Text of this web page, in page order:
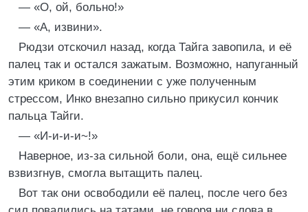
— «О, ой, больно!»
— «А, извини».
Рюдзи отскочил назад, когда Тайга завопила, и её
палец так и остался зажатым. Возможно, напуганный
этим криком в соединении с уже полученным
стрессом, Инко внезапно сильно прикусил кончик
пальца Тайги.
— «И-и-и-и~!»
Наверное, из-за сильной боли, она, ещё сильнее
взвизгнув, смогла вытащить палец.
Вот так они освободили её палец, после чего без